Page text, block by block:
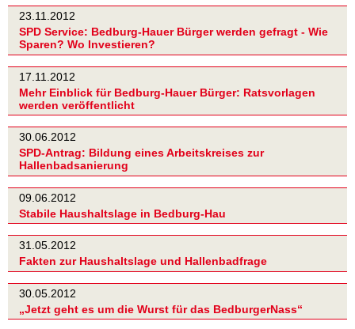
23.11.2012
SPD Service: Bedburg-Hauer Bürger werden gefragt - Wie
Sparen? Wo Investieren?
17.11.2012
Mehr Einblick für Bedburg-Hauer Bürger: Ratsvorlagen
werden veröffentlicht
30.06.2012
SPD-Antrag: Bildung eines Arbeitskreises zur
Hallenbadsanierung
09.06.2012
Stabile Haushaltslage in Bedburg-Hau
31.05.2012
Fakten zur Haushaltslage und Hallenbadfrage
30.05.2012
„Jetzt geht es um die Wurst für das BedburgerNass“